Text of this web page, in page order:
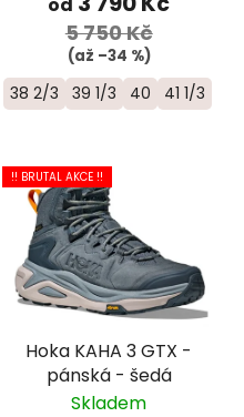
45 1/3 46
5 750 Kč
(až –34 %)
38 2/3 39 1/3 40 41 1/3
!! BRUTAL AKCE !!
Hoka KAHA 3 GTX -
pánská - šedá
Skladem